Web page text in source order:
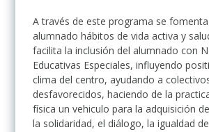
A través de este programa se
alumnado hábitos de vida activa y
facilita la inclusión del alumnado con
Educativas Especiales, influyendo
clima del centro, ayudando a
desfavorecidos, haciendo de la
física un vehiculo para la adquisición
la solidaridad, el diálogo, la igualdad